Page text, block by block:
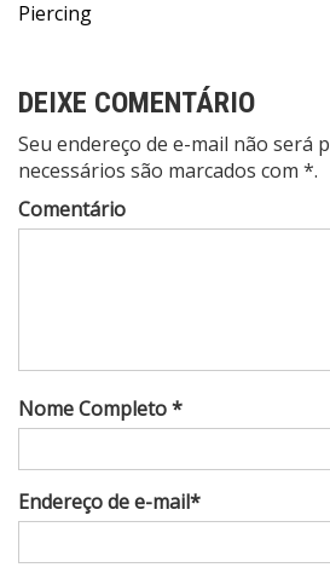
Post
Piercing
DEIXE COMENTÁRIO
Seu endereço de e-mail não será
necessários são marcados com *.
Comentário
Nome Completo *
Endereço de e-mail*